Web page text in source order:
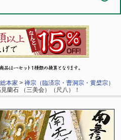
本家 >禅宗（臨済宗・曹洞宗・黄檗宗）
蘭石 （三美会）（尺八）！